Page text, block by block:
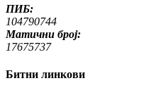
ПИБ:
104790744
Матични број:
17675737
Битни линкови